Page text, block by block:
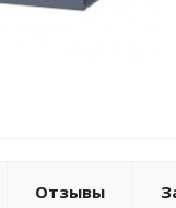
Отзывы